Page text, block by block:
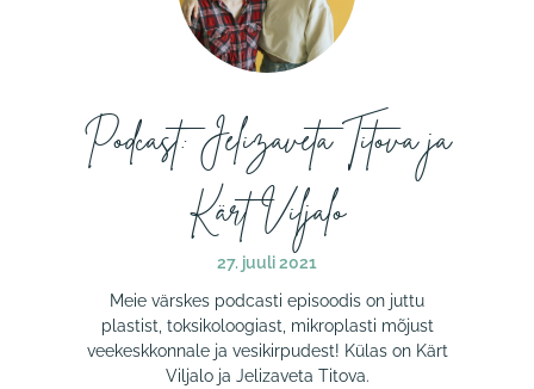
Podcast: Jelizaveta Titova ja
Kärt Viljalo
27. juuli 2021
Meie värskes podcasti episoodis on juttu
plastist, toksikoloogiast, mikroplasti mõjust
veekeskkonnale ja vesikirpudest! Külas on Kärt
Viljalo ja Jelizaveta Titova.